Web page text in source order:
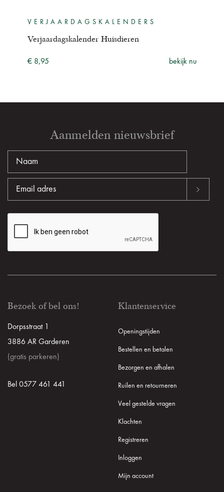
VERJAARDAGSKALENDERS
Verjaardagskalender Huisdieren
€ 8,95 bekijk nu
Aanmelden nieuwsbrief
Bezoek of bel ons!
Dorpsstraat 1
3886 AR Garderen
(gratis parkeren)
Bel 0577 461 441
Klantenservice
Openingstijden
Bestellen en betalen
Bezorgen en afhalen
Ruilen en retourneren
Veel gestelde vragen
Klachten
Registreren
Inloggen
Mijn account